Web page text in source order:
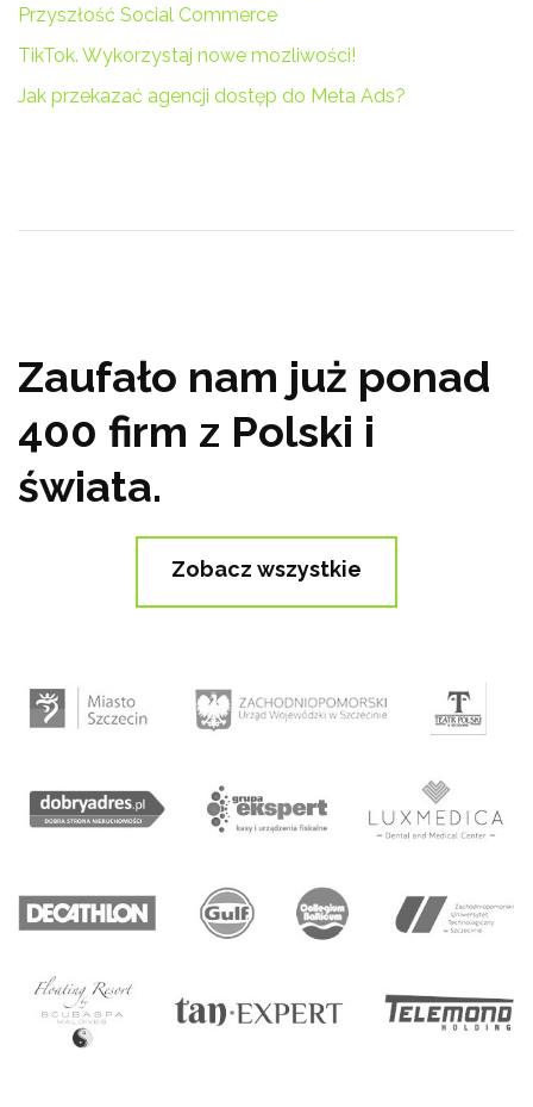
Przyszłość Social Commerce
TikTok. Wykorzystaj nowe mozliwości!
Jak przekazać agencji dostęp do Meta Ads?
Zaufało nam już ponad
400 firm z Polski i
świata.
Zobacz wszystkie